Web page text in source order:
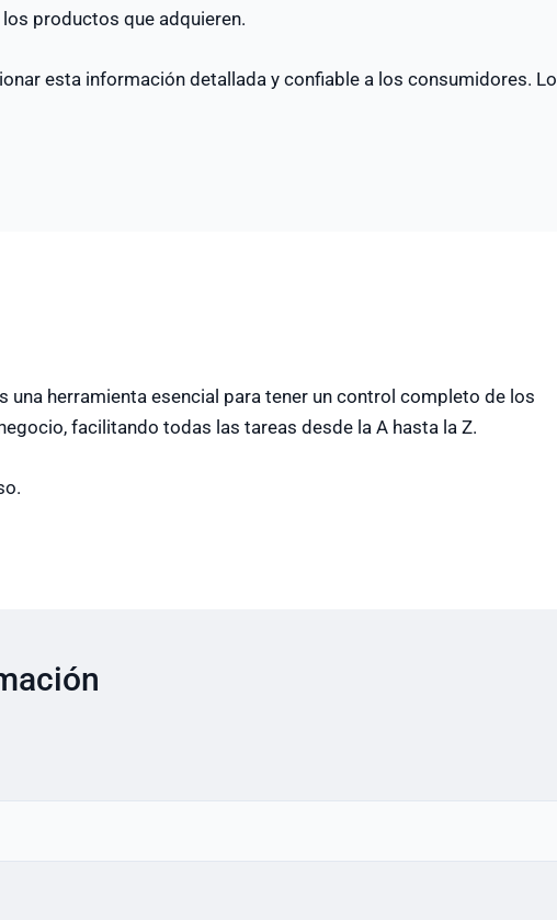
productos que adquieren.
esta información detallada y confiable a los consumidores. Lo
herramienta esencial para tener un control completo de los
facilitando todas las tareas desde la A hasta la Z.